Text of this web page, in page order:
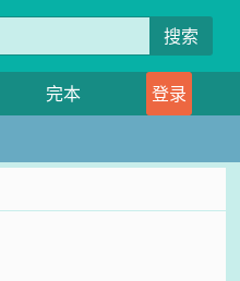
搜索
完本
登录